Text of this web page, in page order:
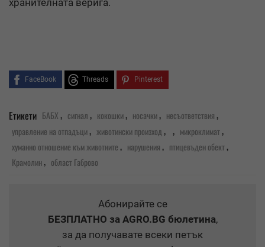
FaceBook Threads Pinterest
Етикети БАБХ, сигнал, кокошки, носачки, несъответствия,
управление на отпадъци, животински произход, , микроклимат,
хуманно отношение към животните, нарушения, птицевъден обект,
Крамолин, област Габрово
Абонирайте се
БЕЗПЛАТНО за AGRO.BG бюлетина,
за да получавате всеки петък